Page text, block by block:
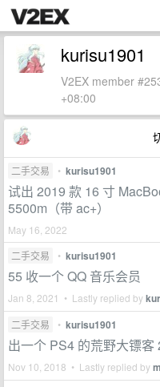
kurisu1901
V2EX member
+08:00
二手交易 • kurisu1901
试出 2019 款 16 寸
5500m（带 ac+）
May 16, 2022
二手交易
• kurisu1901
55 收一个 QQ 音乐会员
Jan 8, 2021 • Lastly replied by
二手交易 • kurisu1901
出一个 PS4 的荒野大镖客
Nov 10, 2018 • Lastly replied by